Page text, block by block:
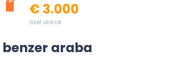
€ 3.000
özel olarak
benzer araba